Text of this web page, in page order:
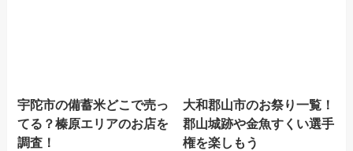
宇陀市の備蓄米どこで売っ
てる？榛原エリアのお店を
調査！
大和郡山市のお祭り一覧！
郡山城跡や金魚すくい選手
権を楽しもう